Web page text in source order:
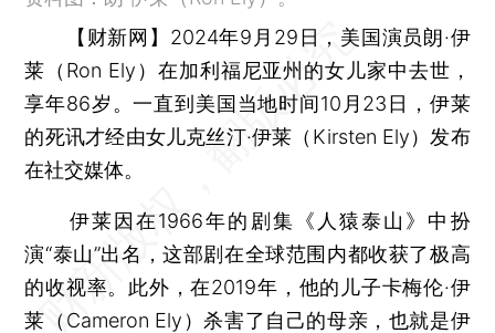
【财新网】 2024年9月29日，美国演员朗·伊
莱（Ron Ely）在加利福尼亚州的女儿家中去世，
享年86岁。一直到美国当地时间10月23日，伊莱
的死讯才经由女儿克丝汀·伊莱（Kirsten Ely）发布
在社交媒体。
伊莱因在1966年的剧集《人猿泰山》中扮
演“泰山”出名，这部剧在全球范围内都收获了极高
的收视率。此外，在2019年，他的儿子卡梅伦·伊
莱（Cameron Ely）杀害了自己的母亲，也就是伊